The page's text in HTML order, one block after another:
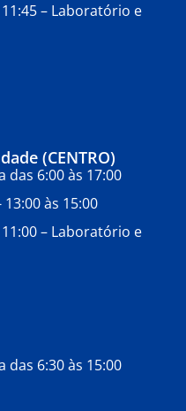
– Laboratório e
(CENTRO)
das 6:00 às 17:00
13:00 às 15:00
– Laboratório e
das 6:30 às 15:00